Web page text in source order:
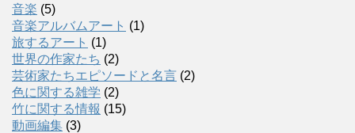
音楽 (5)
音楽アルバムアート (1)
旅するアート (1)
世界の作家たち (2)
芸術家たちエピソードと名言 (2)
色に関する雑学 (2)
竹に関する情報 (15)
動画編集 (3)